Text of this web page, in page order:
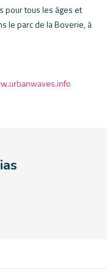
pour tous les âges et
le parc de la Boverie, à